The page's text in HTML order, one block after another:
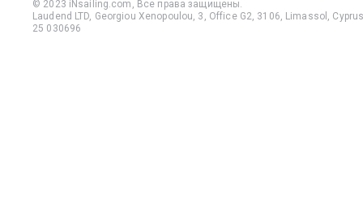
© 2023 iNsailing.com, Все права защищены.
Laudend LTD, Georgiou Xenopoulou, 3, Office G2, 3106, Limassol,
25 030696